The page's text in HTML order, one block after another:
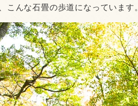
んな石畳の歩道になっています。